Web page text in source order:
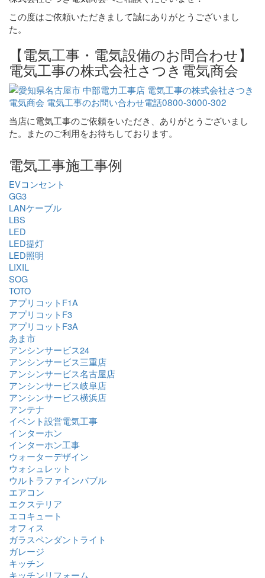
この度はご依頼いただきまして誠にありがとうございまし
た。
【電気工事・電気設備のお問合わせ】
電気工事の株式会社さつき電気商会
当店に電気工事のご依頼をいただき、ありがとうございまし
た。またのご利用をお待ちしております。
電気工事施工事例
EVコンセント
GG3
LANケーブル
LBS
LED
LED提灯
LED照明
LIXIL
SOG
TOTO
アプリコットF1A
アプリコットF3
アプリコットF3A
あま市
アンシンサービス24
アンシンサービス三重店
アンシンサービス名古屋店
アンシンサービス岐阜店
アンシンサービス横浜店
アンテナ
イベント設営電気工事
インターホン
インターホン工事
ウォーターデザイン
ウォシュレット
ウルトラファインバブル
エアコン
エクステリア
エコキュート
オフィス
ガラスペンダントライト
ガレージ
キッチン
キッチンリフォーム